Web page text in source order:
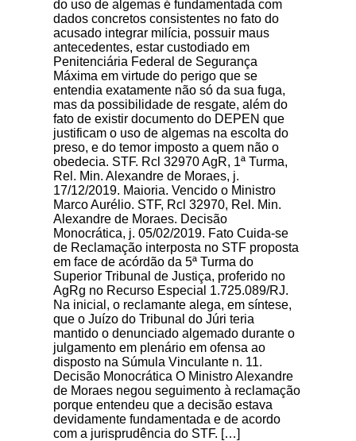
do uso de algemas é fundamentada com
dados concretos consistentes no fato do
acusado integrar milícia, possuir maus
antecedentes, estar custodiado em
Penitenciária Federal de Segurança
Máxima em virtude do perigo que se
entendia exatamente não só da sua fuga,
mas da possibilidade de resgate, além do
fato de existir documento do DEPEN que
justificam o uso de algemas na escolta do
preso, e do temor imposto a quem não o
obedecia. STF. Rcl 32970 AgR, 1ª Turma,
Rel. Min. Alexandre de Moraes, j.
17/12/2019. Maioria. Vencido o Ministro
Marco Aurélio. STF, Rcl 32970, Rel. Min.
Alexandre de Moraes. Decisão
Monocrática, j. 05/02/2019. Fato Cuida-se
de Reclamação interposta no STF proposta
em face de acórdão da 5ª Turma do
Superior Tribunal de Justiça, proferido no
AgRg no Recurso Especial 1.725.089/RJ.
Na inicial, o reclamante alega, em síntese,
que o Juízo do Tribunal do Júri teria
mantido o denunciado algemado durante o
julgamento em plenário em ofensa ao
disposto na Súmula Vinculante n. 11.
Decisão Monocrática O Ministro Alexandre
de Moraes negou seguimento à reclamação
porque entendeu que a decisão estava
devidamente fundamentada e de acordo
com a jurisprudência do STF. […]